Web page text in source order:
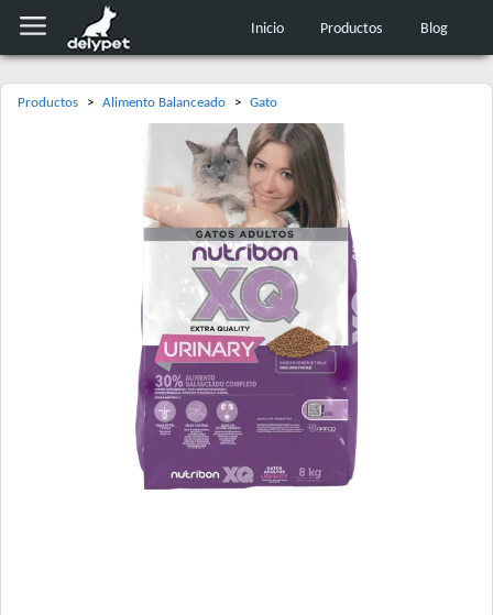
Inicio Productos Blog
Productos > Alimento Balanceado > Gato